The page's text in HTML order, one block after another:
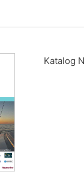
Katalog